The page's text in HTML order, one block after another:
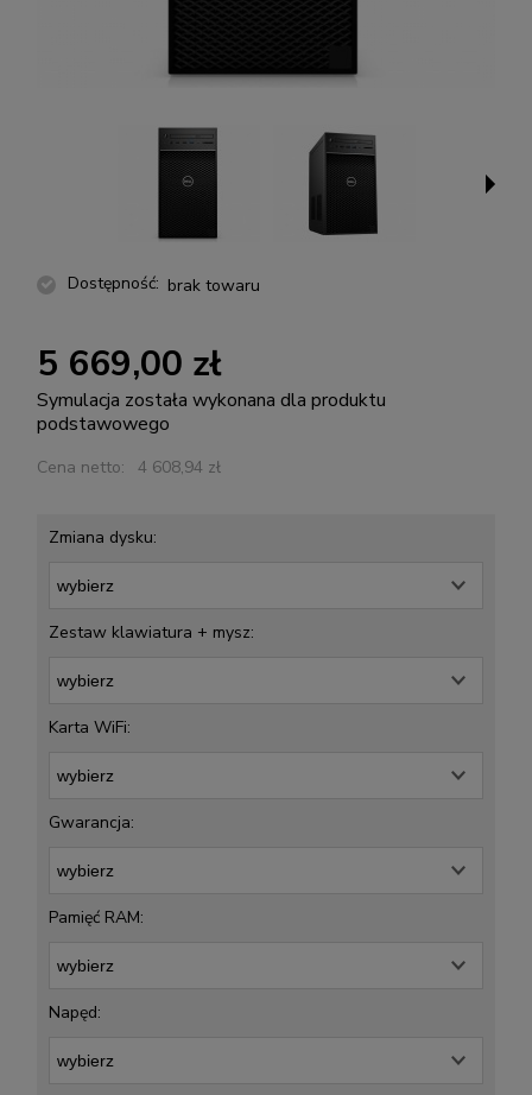
Dostępność: brak towaru
5 669,00 zł
Symulacja została wykonana dla produktu
podstawowego
Cena netto: 4 608,94 zł
Zmiana dysku:
Zestaw klawiatura + mysz:
Karta WiFi:
Gwarancja:
Pamięć RAM:
Napęd: